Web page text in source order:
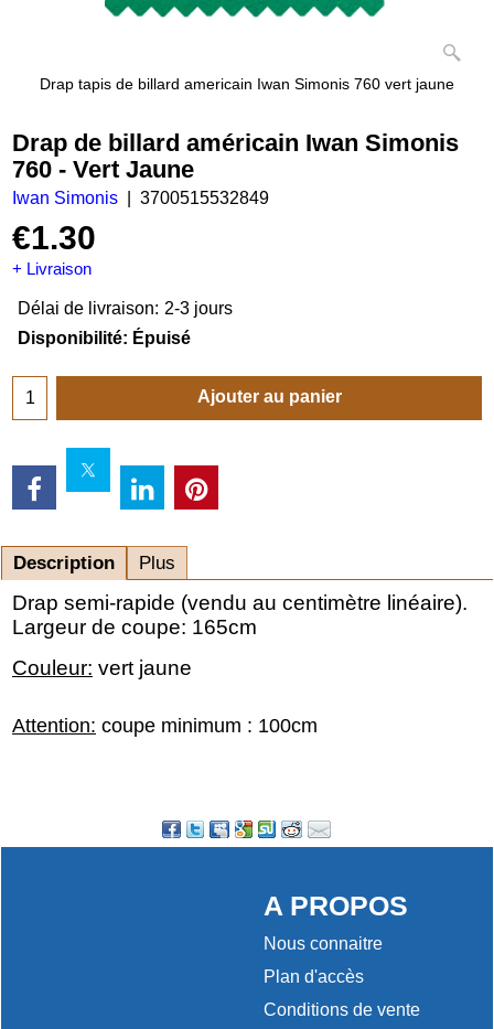
Drap tapis de billard americain Iwan Simonis 760 vert jaune
Drap de billard américain Iwan Simonis
760 - Vert Jaune
Iwan Simonis 3700515532849
€1.30
+ Livraison
Délai de livraison: 2-3 jours
Disponibilité: Épuisé
Ajouter au panier
Description Plus
Drap semi-rapide (vendu au centimètre linéaire).
Largeur de coupe: 165cm
Couleur: vert jaune
Attention: coupe minimum : 100cm
A PROPOS
Nous connaitre
Plan d'accès
Conditions de vente